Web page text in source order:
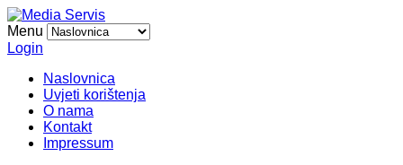
Menu
Login
Naslovnica
Uvjeti korištenja
O nama
Kontakt
Impressum